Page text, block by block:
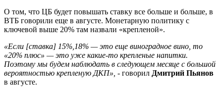
О том, что ЦБ будет повышать ставку все больше и больше, в
ВТБ говорили еще в августе. Монетарную политику с
ключевой выше 20% там назвали «крепленой».
«Если [ставка] 15%,18% — это еще виноградное вино, то
«20% плюс» — это уже какие-то крепленые напитки.
Поэтому мы будем наблюдать в следующем месяце с большой
вероятностью крепленую ДКП», - говорил Дмитрий Пьянов
в августе.